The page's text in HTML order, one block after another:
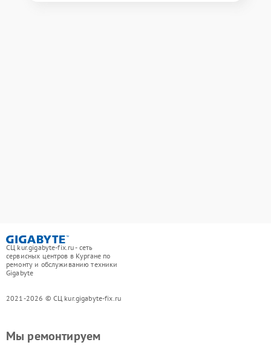
СЦ kur.gigabyte-fix.ru - сеть
сервисных центров в Кургане по
ремонту и обслуживанию техники
Gigabyte
2021-2026 © СЦ kur.gigabyte-fix.ru
Мы ремонтируем